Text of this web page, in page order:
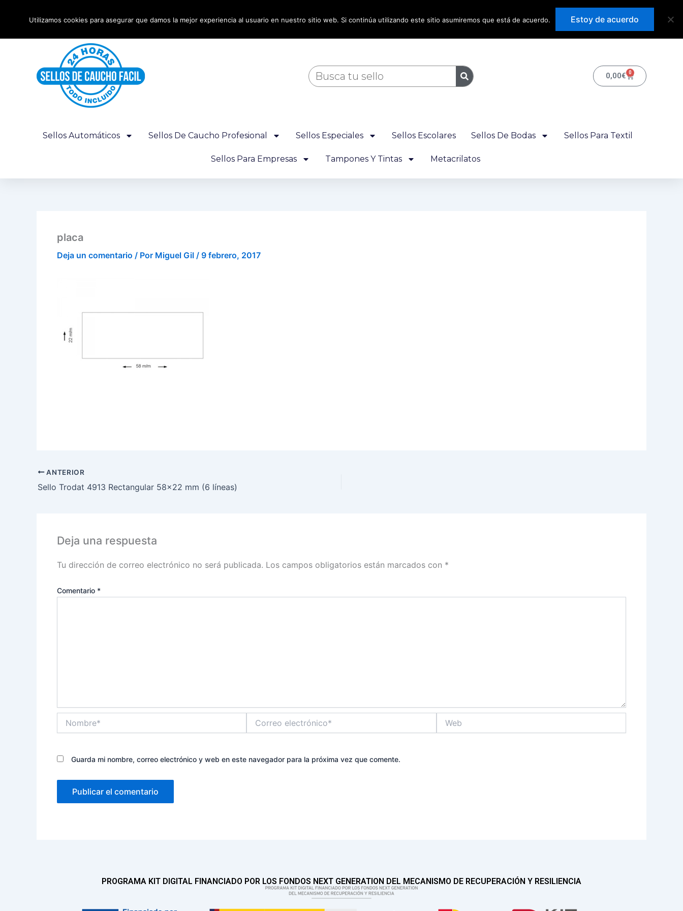
incluido
Buscar
0,00€ 0
Carrito
Sellos Automáticos Sellos De Caucho Profesional Sellos Especiales Sellos Escolares Sellos De Bodas Sellos Para Textil
Sellos Para Empresas Tampones Y Tintas Metacrilatos
placa
Deja un comentario / Por Miguel Gil / 9 febrero, 2017
ANTERIOR
Sello Trodat 4913 Rectangular 58×22 mm (6 líneas)
Deja una respuesta
Tu dirección de correo electrónico no será publicada. Los campos obligatorios están marcados con *
Comentario *
electrónico*
Guarda mi nombre, correo electrónico y web en este navegador para la próxima vez que comente.
PROGRAMA KIT DIGITAL FINANCIADO POR LOS FONDOS NEXT GENERATION DEL MECANISMO DE RECUPERACIÓN Y RESILIENCIA
Utilizamos cookies para asegurar que damos la mejor experiencia al usuario en nuestro sitio web. Si continúa utilizando este sitio asumiremos que está de acuerdo. Estoy de acuerdo